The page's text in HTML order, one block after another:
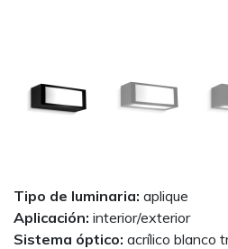
Tipo de luminaria: aplique
Aplicación: interior/exterior
Sistema óptico: acrílico blanco